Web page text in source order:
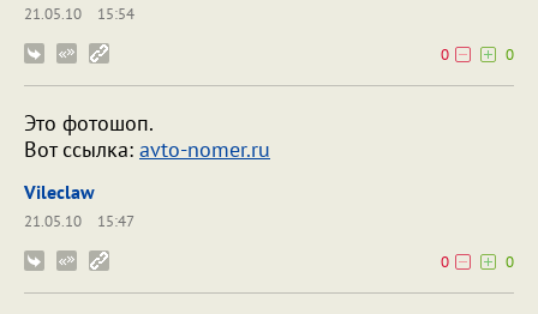
21.05.10
15:54
0
0
Это фотошоп.
Вот ссылка: avto-nomer.ru
Vileclaw
21.05.10
15:47
0
0